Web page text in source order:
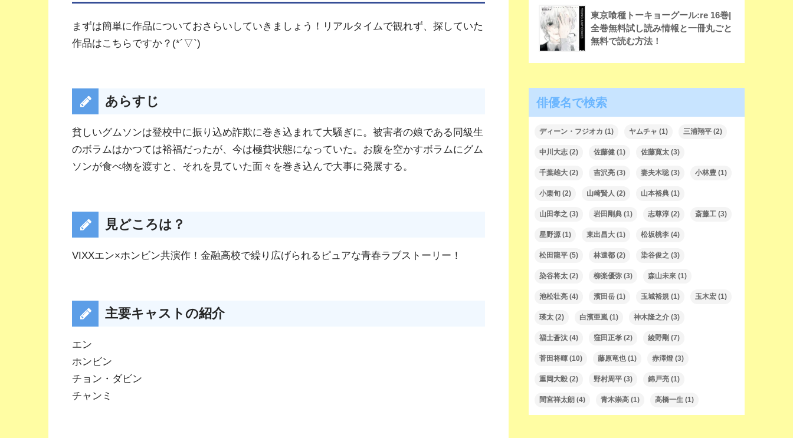
まずは簡単に作品についておさらいしていきましょう！リアルタイムで観れず、探していた
作品はこちらですか？(*´▽`)
あらすじ
貧しいグムソンは登校中に振り込め詐欺に巻き込まれて大騒ぎに。被害者の娘である同級生
のボラムはかつては裕福だったが、今は極貧状態になっていた。お腹を空かすボラムにグム
ソンが食べ物を渡すと、それを見ていた面々を巻き込んで大事に発展する。
見どころは？
VIXXエン×ホンビン共演作！金融高校で繰り広げられるピュアな青春ラブストーリー！
主要キャストの紹介
エン
ホンビン
チョン・ダビン
チャンミ
東京喰種トーキョーグール:re 16巻|
全巻無料試し読み情報と一冊丸ごと
無料で読む方法！
俳優名で検索
ディーン・フジオカ (1) ヤムチャ (1) 三浦翔平 (2)
中川大志 (2) 佐藤健 (1) 佐藤寛太 (3)
千葉雄大 (2) 吉沢亮 (3) 妻夫木聡 (3) 小林豊 (1)
小栗旬 (2) 山崎賢人 (2) 山本裕典 (1)
山田孝之 (3) 岩田剛典 (1) 志尊淳 (2) 斎藤工 (3)
星野源(1) 東出昌大 (1) 松坂桃李 (4)
松田龍平 (5) 林遣都 (2) 染谷俊之 (3)
染谷将太 (2) 柳楽優弥 (3) 森山未來 (1)
池松壮亮 (4) 濱田岳 (1) 玉城裕規 (1) 玉木宏 (1)
瑛太 (2) 白濱亜嵐 (1) 神木隆之介 (3)
福士蒼汰 (4) 窪田正孝 (2) 綾野剛 (7)
菅田将暉 (10) 藤原竜也(1) 赤澤燈 (3)
重岡大毅 (2) 野村周平 (3) 錦戸亮 (1)
間宮祥太朗 (4) 青木崇高 (1) 高橋一生 (1)